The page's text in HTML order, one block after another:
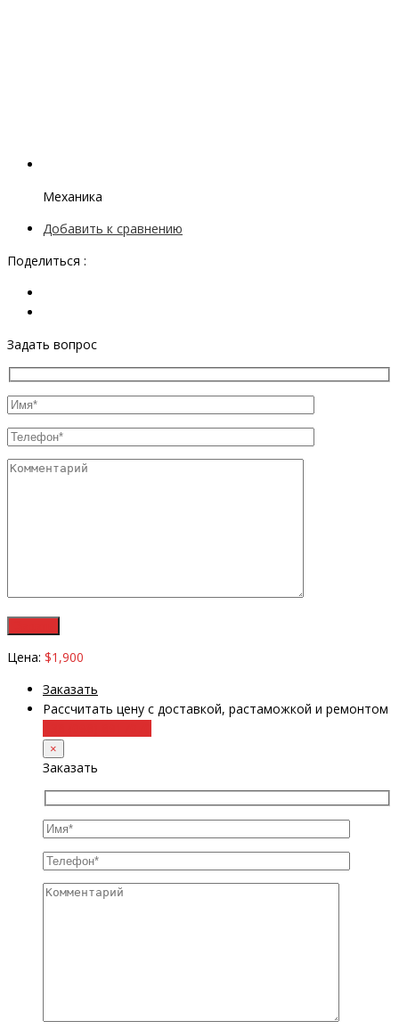
Механика
Добавить к сравнению
Поделиться :
Задать вопрос
Цена: $1,900
Заказать
Рассчитать цену с доставкой, растаможкой и ремонтом
×
Заказать